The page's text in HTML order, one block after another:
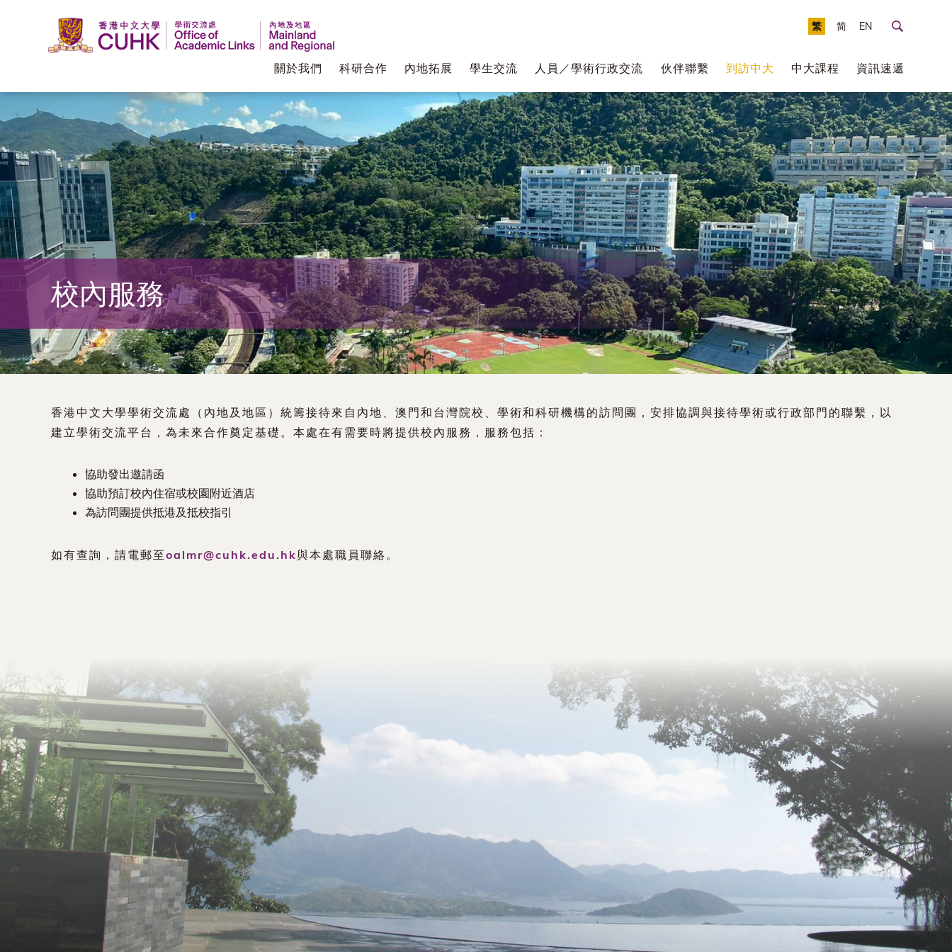
EN
繁 简
關於我們 科研合作 內地拓展 學生交流 人員／學術行政交流 伙伴聯繫 到訪中大 中大課程 資訊速遞
香
港
中
文
大
學
學
術
交
校內服務
香港中文大學學術交流處（內地及地區）統籌接待來自內地、澳門和台灣院校、學術和科研機構的訪問團，安排協調與接待學術或行政部門的聯繫，以
建立學術交流平台，為未來合作奠定基礎。本處在有需要時將提供校內服務，服務包括：
協助發出邀請函
協助預訂校內住宿或校園附近酒店
為訪問團提供抵港及抵校指引
如有查詢，請電郵至oalmr@cuhk.edu.hk與本處職員聯絡。